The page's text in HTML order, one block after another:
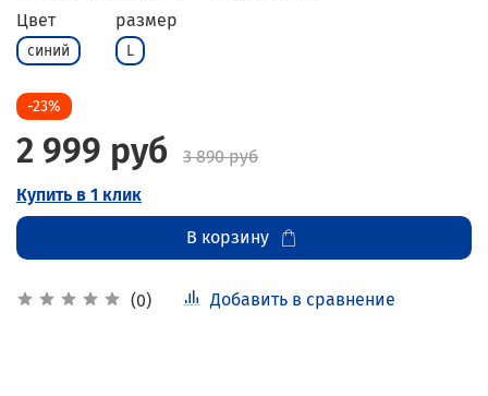
(0) Добавить в сравнение
Цвет
синий
размер
L
-23%
2 999 руб
3 890 руб
Купить в 1 клик
В корзину